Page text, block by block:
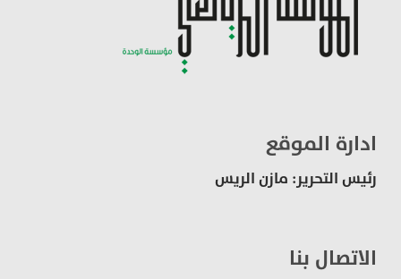
ادارة الموقع
رئيس التحرير: مازن الريس
الاتصال بنا